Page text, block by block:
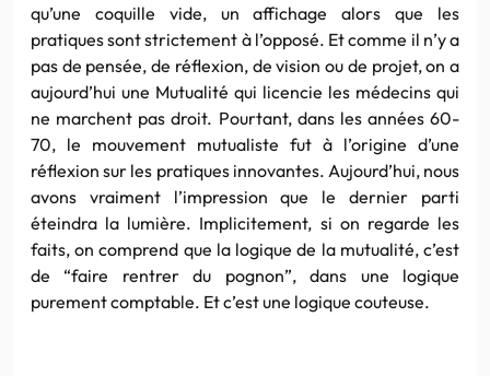
qu’une coquille vide, un affichage alors que les
pratiques sont strictement à l’opposé. Et comme il n’y a
pas de pensée, de réflexion, de vision ou de projet, on a
aujourd’hui une Mutualité qui licencie les médecins qui
ne marchent pas droit. Pourtant, dans les années 60-
70, le mouvement mutualiste fut à l’origine d’une
réflexion sur les pratiques innovantes. Aujourd’hui, nous
avons vraiment l’impression que le dernier parti
éteindra la lumière. Implicitement, si on regarde les
faits, on comprend que la logique de la mutualité, c’est
de “faire rentrer du pognon”, dans une logique
purement comptable. Et c’est une logique couteuse.